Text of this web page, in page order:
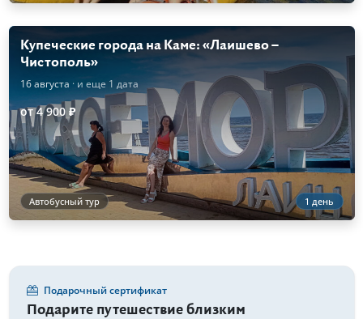
Купеческие города на Каме: «Лаишево –
Чистополь»
16 августа · и еще 1 дата
от 4 900 ₽
Автобусный тур 1 день
Подарочный сертификат
Подарите путешествие близким